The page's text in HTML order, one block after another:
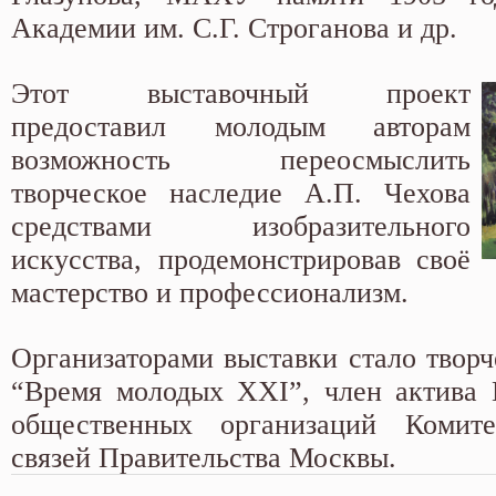
Академии им. С.Г. Строганова и др.
Этот выставочный проект
предоставил молодым авторам
возможность переосмыслить
творческое наследие А.П. Чехова
средствами изобразительного
искусства, продемонстрировав своё
мастерство и профессионализм.
Организаторами выставки стало
“Время молодых XXI”, член актива
общественных организаций
связей Правительства Москвы.